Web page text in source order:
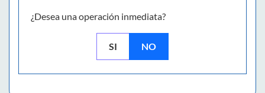
¿Desea una operación inmediata?
SI NO